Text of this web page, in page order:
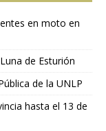
en moto en
de Esturión
de la UNLP
hasta el 13 de